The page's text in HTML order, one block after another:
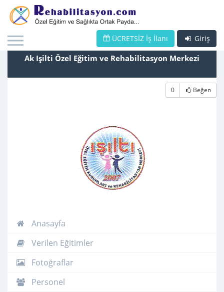
Giriş
ÜCRETSİZ İş İlanı
Ak Işilti Özel Eğitim ve Rehabilitasyon Merkezi
0 Beğen
Anasayfa
Verilen Eğitimler
Fotoğraflar
Personel